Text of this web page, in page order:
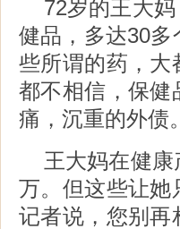
72岁的王大
健品，多达30
些所谓的药，大
都不相信，保健
痛，沉重的外债。
王大妈在健
万。但这些让她
记者说，您别再